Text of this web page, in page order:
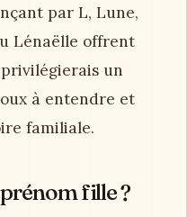
par L, Lune,
Lénaëlle offrent
un
à entendre et
familiale.
fille ?